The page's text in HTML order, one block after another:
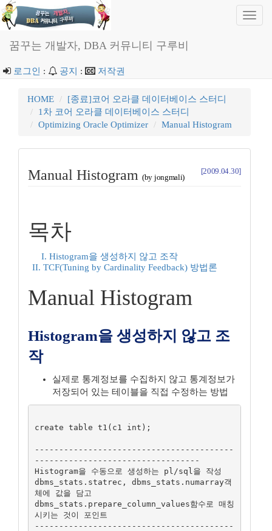
꿈꾸는 개발자, DBA 커뮤니티 구루비
로그인 : 공지 : 저작권
HOME
[종료]코어 오라클 데이터베이스 스터디
1차 코어 오라클 데이터베이스 스터디
Optimizing Oracle Optimizer
Manual Histogram
Manual Histogram (by jongmali)
[2009.04.30]
목차
I. Histogram을 생성하지 않고 조작
II. TCF(Tuning by Cardinality Feedback) 방법론
Manual Histogram
Histogram을 생성하지 않고 조
작
실제로 통계정보를 수집하지 않고 통계정보가
저장되어 있는 테이블을 직접 수정하는 방법
create table t1(c1 int);
-----------------------------------------
----------------------------------
Histogram을 수동으로 생성하는 pl/sql을 작성
dbms_stats.statrec, dbms_stats.numarray객
체에 값을 담고
dbms_stats.prepare_column_values함수로 매칭
시키는 것이 포인트
-----------------------------------------